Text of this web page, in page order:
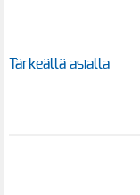
Tärkeällä asialla